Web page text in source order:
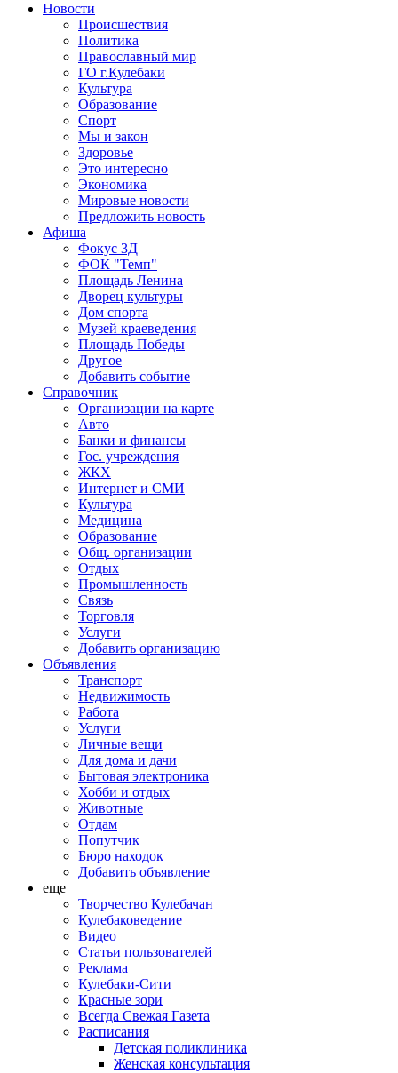
Новости
Происшествия
Политика
Православный мир
ГО г.Кулебаки
Культура
Образование
Спорт
Мы и закон
Здоровье
Это интересно
Экономика
Мировые новости
Предложить новость
Афиша
Фокус 3Д
ФОК "Темп"
Площадь Ленина
Дворец культуры
Дом спорта
Музей краеведения
Площадь Победы
Другое
Добавить событие
Справочник
Организации на карте
Авто
Банки и финансы
Гос. учреждения
ЖКХ
Интернет и СМИ
Культура
Медицина
Образование
Общ. организации
Отдых
Промышленность
Связь
Торговля
Услуги
Добавить организацию
Объявления
Транспорт
Недвижимость
Работа
Услуги
Личные вещи
Для дома и дачи
Бытовая электроника
Хобби и отдых
Животные
Отдам
Попутчик
Бюро находок
Добавить объявление
еще
Творчество Кулебачан
Кулебаковедение
Видео
Статьи пользователей
Реклама
Кулебаки-Сити
Красные зори
Всегда Свежая Газета
Расписания
Детская поликлиника
Женская консультация